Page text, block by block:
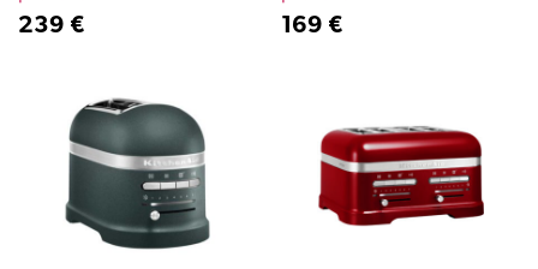
239 € 169 €